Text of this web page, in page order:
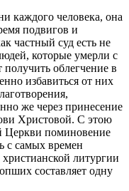
каждого человека, она
подвигов и
частный суд есть не
которые умерли с
облегчение в
избавиться от них
же через принесение
Христовой. С этою
Церкви поминовение
с самых времен
литургии
составляет одну